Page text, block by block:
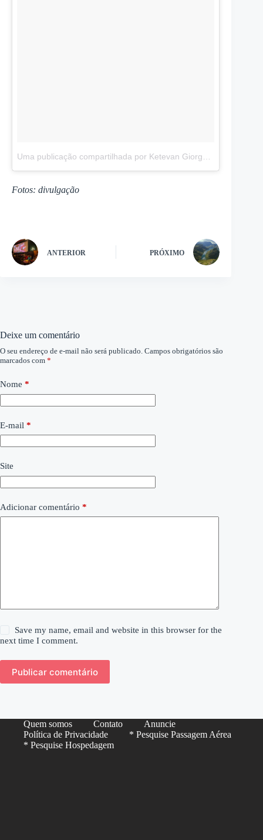
Fotos: divulgação
ANTERIOR PRÓXIMO
Deixe um comentário
O seu endereço de e-mail não será publicado. Campos obrigatórios são
marcados com *
Nome *
E-mail *
Site
Adicionar comentário *
Save my name, email and website in this browser for the
next time I comment.
Publicar comentário
Quem somos Contato
Anuncie
Política de Privacidade
* Pesquise Passagem Aérea
* Pesquise Hospedagem